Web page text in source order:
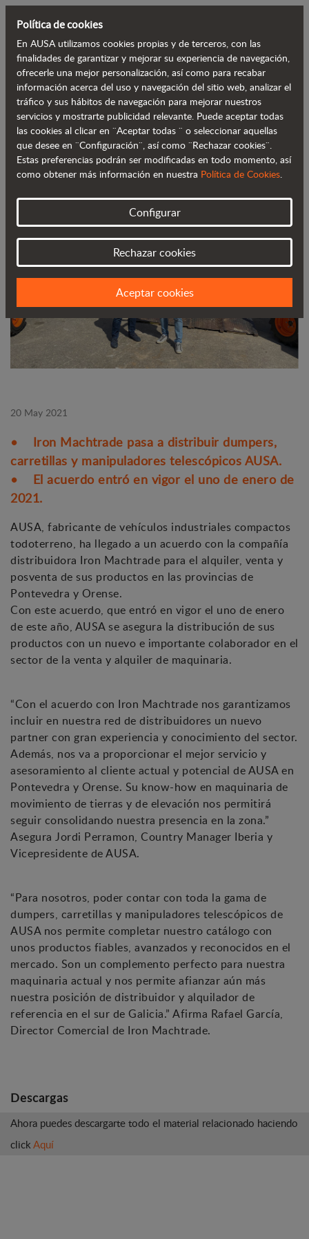
Volver al blog
AUSA firma a Iron Machtrade como
nuevo distribuidor para Pontevedra y
Orense
20 May 2021
• Iron Machtrade pasa a distribuir dumpers,
carretillas y manipuladores telescópicos AUSA.
• El acuerdo entró en vigor el uno de enero de
2021.
AUSA, fabricante de vehículos industriales compactos
todoterreno, ha llegado a un acuerdo con la compañía
distribuidora Iron Machtrade para el alquiler, venta y
posventa de sus productos en las provincias de
Pontevedra y Orense.
Con este acuerdo, que entró en vigor el uno de enero
de este año, AUSA se asegura la distribución de sus
productos con un nuevo e importante colaborador en el
sector de la venta y alquiler de maquinaria.
“Con el acuerdo con Iron Machtrade nos garantizamos
incluir en nuestra red de distribuidores un nuevo
partner con gran experiencia y conocimiento del sector.
Además, nos va a proporcionar el mejor servicio y
asesoramiento al cliente actual y potencial de AUSA en
Pontevedra y Orense. Su know-how en maquinaria de
movimiento de tierras y de elevación nos permitirá
seguir consolidando nuestra presencia en la zona.”
Asegura Jordi Perramon, Country Manager Iberia y
Vicepresidente de AUSA.
“Para nosotros, poder contar con toda la gama de
dumpers, carretillas y manipuladores telescópicos de
AUSA nos permite completar nuestro catálogo con
unos productos fiables, avanzados y reconocidos en el
mercado. Son un complemento perfecto para nuestra
maquinaria actual y nos permite afianzar aún más
nuestra posición de distribuidor y alquilador de
referencia en el sur de Galicia.” Afirma Rafael García,
Director Comercial de Iron Machtrade.
Descargas
Ahora puedes descargarte todo el material relacionado haciendo
click Aquí
Política de cookies
En AUSA utilizamos cookies propias y de terceros, con las
finalidades de garantizar y mejorar su experiencia de navegación,
ofrecerle una mejor personalización, así como para recabar
información acerca del uso y navegación del sitio web, analizar el
tráfico y sus hábitos de navegación para mejorar nuestros
servicios y mostrarte publicidad relevante. Puede aceptar todas
las cookies al clicar en ¨Aceptar todas ¨ o seleccionar aquellas
que desee en ¨Configuración¨, así como ¨Rechazar cookies¨.
Estas preferencias podrán ser modificadas en todo momento, así
como obtener más información en nuestra Política de Cookies.
Configurar
Rechazar cookies
Aceptar cookies